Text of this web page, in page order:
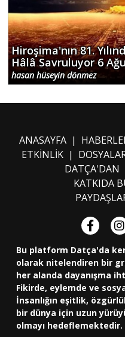
Hiroşima'nın 81.
Hâlâ Savruluyor 6
hasan hüseyin dönmez
ANASAYFA|
ETKİNLİK|
DATÇA'DAN
KATKIDA
Bu platform Datça'da
olarak nitelendiren bir
her alanda dayanışma
Fikirde, eylemde ve
İnsanlığın eşitlik,
bir dünya için uzun
olmayı hedeflemektedir.